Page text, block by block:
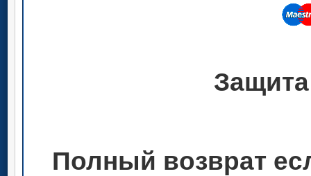
Полный возврат